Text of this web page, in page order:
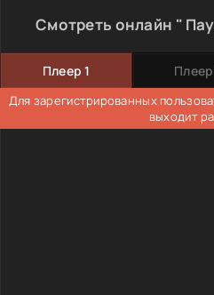
Смотреть онлайн "
Плеер 1
Для зарегистрированных
выходит